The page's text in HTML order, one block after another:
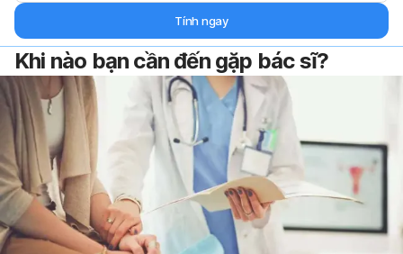
Tính ngay
Khi nào bạn cần đến gặp bác sĩ?